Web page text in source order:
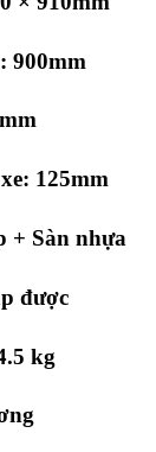
900mm
125mm
+ Sàn nhựa
được
kg